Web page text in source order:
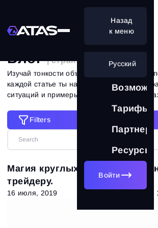
Тарифы
Ресурсы
Русский
Войти
Назад
к меню
Главная Блог
Блог| страница 40 из 62
Изучай тонкости объемного анализа с
каждой статье ты найдешь практические
ситуаций и примеры на реальных
Filters
Filters
Сбросить все фильтры
Все статьи
Теория рынка
Магия круглых чисел. Что
трейдеру.
16 июля, 2019